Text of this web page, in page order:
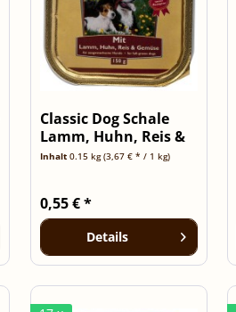
Classic Dog Schale
Lamm, Huhn, Reis &
Gemüse 150g
Inhalt 0.15 kg(3,67 € * / 1 kg)
0,55 € *
Details